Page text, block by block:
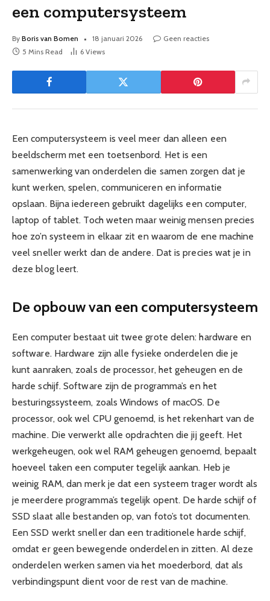
een computersysteem
By Boris van Bomen 18 januari 2026
Geen reacties
5 Mins Read
6 Views
Een computersysteem is veel meer dan alleen een
beeldscherm met een toetsenbord. Het is een
samenwerking van onderdelen die samen zorgen dat je
kunt werken, spelen, communiceren en informatie
opslaan. Bijna iedereen gebruikt dagelijks een computer,
laptop of tablet. Toch weten maar weinig mensen precies
hoe zo’n systeem in elkaar zit en waarom de ene machine
veel sneller werkt dan de andere. Dat is precies wat je in
deze blog leert.
De opbouw van een computersysteem
Een computer bestaat uit twee grote delen: hardware en
software. Hardware zijn alle fysieke onderdelen die je
kunt aanraken, zoals de processor, het geheugen en de
harde schijf. Software zijn de programma’s en het
besturingssysteem, zoals Windows of macOS. De
processor, ook wel CPU genoemd, is het rekenhart van de
machine. Die verwerkt alle opdrachten die jij geeft. Het
werkgeheugen, ook wel RAM geheugen genoemd, bepaalt
hoeveel taken een computer tegelijk aankan. Heb je
weinig RAM, dan merk je dat een systeem trager wordt als
je meerdere programma’s tegelijk opent. De harde schijf of
SSD slaat alle bestanden op, van foto’s tot documenten.
Een SSD werkt sneller dan een traditionele harde schijf,
omdat er geen bewegende onderdelen in zitten. Al deze
onderdelen werken samen via het moederbord, dat als
verbindingspunt dient voor de rest van de machine.